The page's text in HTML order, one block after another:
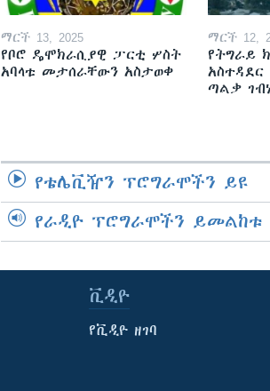
ማርች 13, 2025
የቦሮ ዴሞክራሲያዊ ፓርቲ ሦስት
አባላቱ መታሰራቸውን አስታወቀ
ማርች 12,
የትግራይ
ጣልቃ
የቴሌቪዥን ፕሮግራሞችን ይዩ
የራዲዮ ፕሮግራሞችን ይመልከቱ
ቪዲዮ
የቪዲዮ ዘገባ